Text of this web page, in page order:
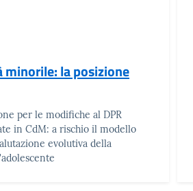
la posizione
per le modifiche al DPR
in CdM: a rischio il modello
evolutiva della